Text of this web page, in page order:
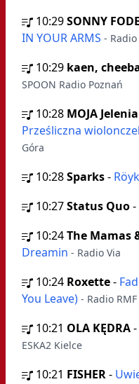
10:29SONNY
IN YOUR ARMS -
10:29 kaen,
SPOON Radio Poznań
10:28 MOJA
Prześliczna
Góra
10:28Sparks-
10:27Status Quo-
10:24The Mamas
Dreamin - Radio Via
10:24 Roxette-
You Leave) - Radio
10:21 OLA KĘDRA-
ESKA2 Kielce
10:21 FISHER-